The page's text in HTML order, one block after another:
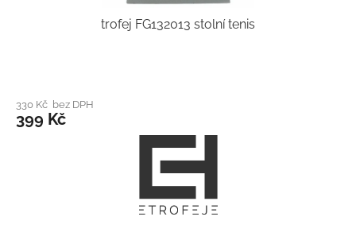
trofej FG132013 stolní tenis
330 Kč bez DPH
399 Kč